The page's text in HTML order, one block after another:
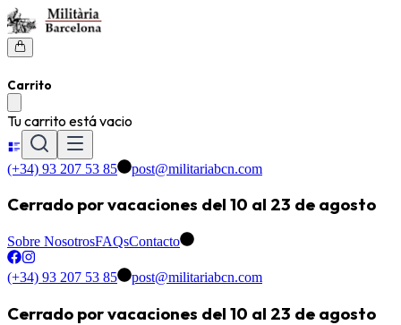
Carrito
Tu carrito está vacio
(+34) 93 207 53 85 post@militariabcn.com
Cerrado por vacaciones del 10 al 23 de agosto
Sobre NosotrosFAQsContacto
(+34) 93 207 53 85 post@militariabcn.com
Cerrado por vacaciones del 10 al 23 de agosto